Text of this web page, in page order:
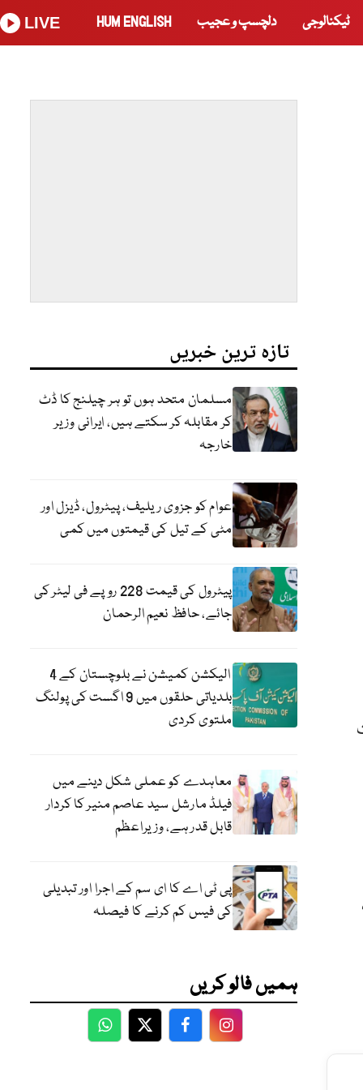
ٹیکنالوجی دلچسپ و عجیب HUM ENGLISH
LIVE
تازہ ترین خبریں
مسلمان متحد ہوں تو ہر چیلنج کا ڈٹ
کر مقابلہ کر سکتے ہیں، ایرانی وزیر
خارجہ
عوام کو جزوی ریلیف، پیٹرول، ڈیزل اور
مٹی کے تیل کی قیمتوں میں کمی
پیٹرول کی قیمت 228 روپے فی لیٹر کی
جائے، حافظ نعیم الرحمان
الیکشن کمیشن نے بلوچستان کے 4
بلدیاتی حلقوں میں 9 اگست کی پولنگ
ملتوی کردی
معاہدے کو عملی شکل دینے میں
فیلڈ مارشل سید عاصم منیر کا کردار
قابل قدر ہے، وزیراعظم
پی ٹی اے کا ای سم کے اجرا اور تبدیلی
کی فیس کم کرنے کا فیصلہ
ہمیں فالو کریں
WhatsApp
TwitterFacebookFacebook